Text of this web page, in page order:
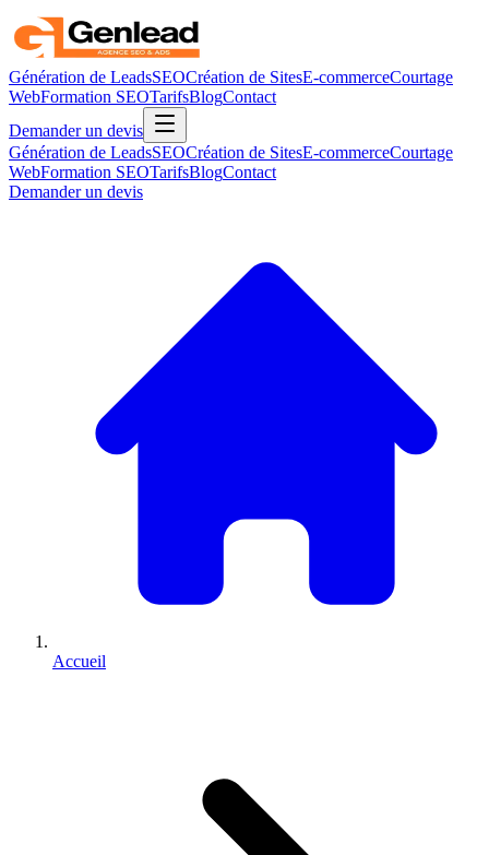
Génération de LeadsSEOCréation de SitesE-commerceCourtage
WebFormation SEOTarifsBlogContact
Demander un devis
Génération de LeadsSEOCréation de SitesE-commerceCourtage
WebFormation SEOTarifsBlogContact
Demander un devis
Accueil